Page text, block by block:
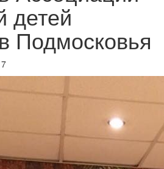
детей
Подмосковья